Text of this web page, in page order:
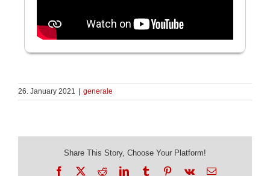
26. January 2021 | generale
Share This Story, Choose Your Platform!
Facebook
X RedditLinkedInTumblrPinterest
Vk Email